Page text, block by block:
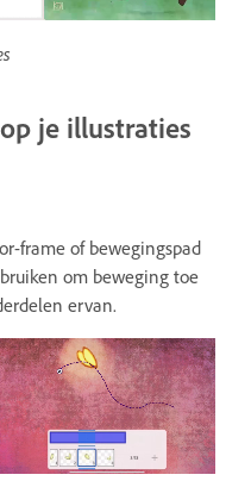
je illustraties
frame of bewegingspad
om beweging toe
ervan.